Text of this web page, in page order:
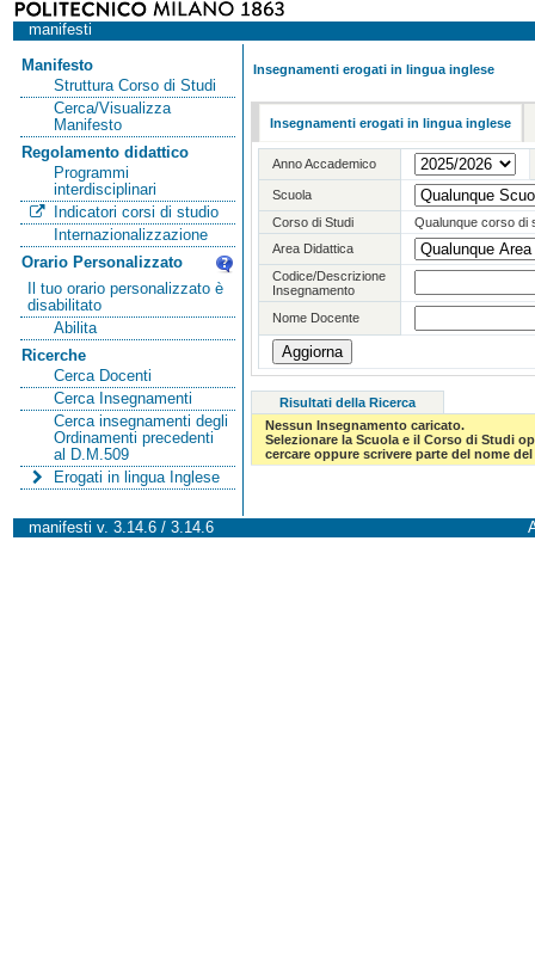
manifesti
Manifesto
Struttura Corso di Studi
Cerca/Visualizza
Manifesto
Regolamento didattico
Programmi
interdisciplinari
Indicatori corsi di studio
Internazionalizzazione
Orario Personalizzato
Il tuo orario personalizzato è
disabilitato
Abilita
Ricerche
Cerca Docenti
Cerca Insegnamenti
Cerca insegnamenti degli
Ordinamenti precedenti
al D.M.509
Erogati in lingua Inglese
Insegnamenti erogati in lingua inglese
Insegnamenti erogati in lingua inglese
Anno Accademico
Scuola
Corso di Studi
Qualunque corso di
Area Didattica
Codice/Descrizione
Insegnamento
Nome Docente
Risultati della Ricerca
Nessun Insegnamento caricato.
Selezionare la Scuola e il Corso di Studi
cercare oppure scrivere parte del nome
manifesti v. 3.14.6 / 3.14.6